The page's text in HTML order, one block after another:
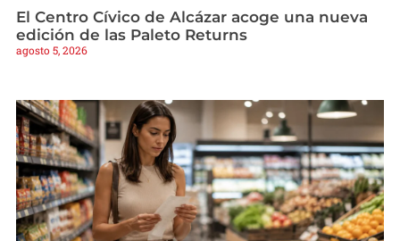
El Centro Cívico de Alcázar acoge una nueva
edición de las Paleto Returns
agosto 5, 2026